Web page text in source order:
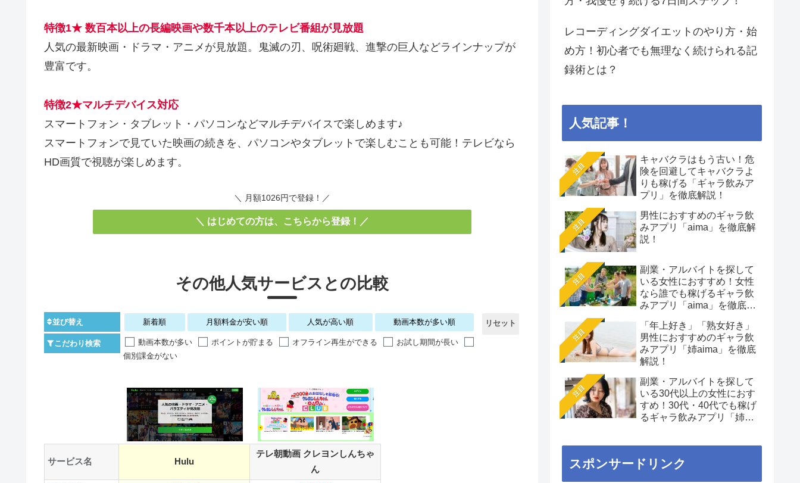
特徴1★ 数百本以上の長編映画や数千本以上のテレビ番組が見放題
人気の最新映画・ドラマ・アニメが見放題。鬼滅の刃、呪術廻戦、進撃の巨人などラインナップが
豊富です。
特徴2★マルチデバイス対応
スマートフォン・タブレット・パソコンなどマルチデバイスで楽しめます♪
スマートフォンで見ていた映画の続きを、パソコンやタブレットで楽しむことも可能！テレビなら
HD画質で視聴が楽しめます。
＼ 月額1026円で登録！／
＼ はじめての方は、こちらから登録！／
その他人気サービスとの比較
並び替え 新着順 月額料金が安い順 人気が高い順 動画本数が多い順
こだわり検索 動画本数が多い ポイントが貯まる オフライン再生ができる
お試し期間が長い
個別課金がない
リセット
サービス名 Hulu
テレ朝動画 クレヨンしんちゃ
ん
レコーディングダイエットのやり方・始
め方！初心者でも無理なく続けられる記
録術とは？
人気記事！
注目
キャバクラはもう古い！危
険を回避してキャバクラよ
りも稼げる「ギャラ飲みア
プリ」を徹底解説！
注目
男性におすすめのギャラ飲
みアプリ「aima」を徹底解
説！
注目
副業・アルバイトを探して
いる女性におすすめ！女性
なら誰でも稼げるギャラ飲
みアプリ「aima」を徹底解
注目
「年上好き」「熟女好き」
男性におすすめのギャラ飲
みアプリ「姉aima」を徹底
解説！
注目
副業・アルバイトを探して
いる30代以上の女性におす
すめ！30代・40代でも稼げ
るギャラ飲みアプリ「姉
スポンサードリンク